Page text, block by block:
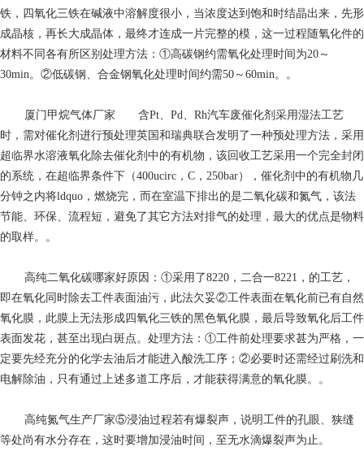
铁，四氧化三铁在碱液中溶解度很小，当浓度达到饱和时结晶出来，先形
成晶核，再长大成晶体，最终才连成一片完整的模，这一过程随氧化件的
材料不同各有所区别处理方法：①高碳钢约需氧化处理时间为20～
30min。②低碳钢、合金钢氧化处理时间约需50～60min。。
厦门甲烷气体厂家 含Pt、Pd、Rh汽车废催化剂采用湿法工艺
时，需对催化剂进行预处理英国和瑞典联合发明了一种预处理方法，采用
超临界水溶液氧化除去催化剂中的有机物，该回收工艺采用一个完全封闭
的系统，在超临界条件下（400ucirc，C，250bar），催化剂中的有机物几
分钟之内将ldquo，燃烧完，而在室温下排出的是二氧化碳和氮气，该法
节能、环保、流程短，避免了其它方法对排气的处理，最大的优点是物料
的取样。。
高纯二氧化碳哪家好原因：①采用了8220，二合一8221，的工艺，
即在氧化同时除去工件表面油污，此法欠妥②工件表面在氧化前已有自然
氧化膜，此膜上无法形成四氧化三铁的黑色氧化膜，最后导致氧化后工件
表面发花，甚至出现白斑点。处理方法：①工件前处理要求甚为严格，一
定要先经充分的化学去油后才能进入酸洗工序；②必要时还需经过刷洗和
电解除油，只有通过上述多道工序后，才能获得满意的氧化膜。。
高纯氮气生产厂家⑤浸油过程若有爆裂声，说明工件的孔眼、狭缝
等处尚有水分存在，这时要增加浸油时间，至无水滴爆裂声为止。